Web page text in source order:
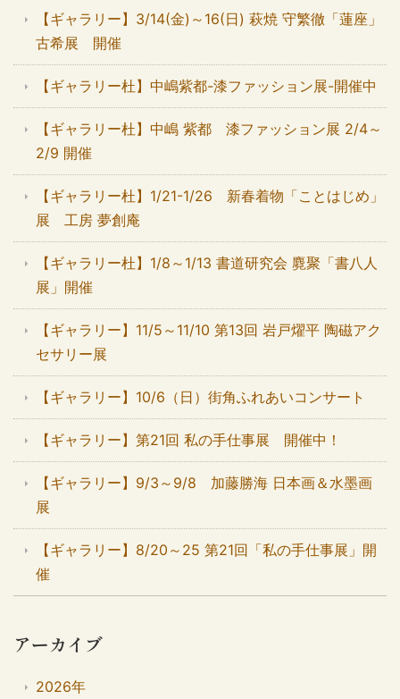
【ギャラリー】3/14(金)～16(日) 萩焼 守繁徹「蓮座」
古希展 開催
【ギャラリー杜】中嶋紫都-漆ファッション展-開催中
【ギャラリー杜】中嶋 紫都 漆ファッション展 2/4～
2/9 開催
【ギャラリー杜】1/21-1/26 新春着物「ことはじめ」
展 工房 夢創庵
【ギャラリー杜】1/8～1/13 書道研究会 麑聚「書八人
展」開催
【ギャラリー】11/5～11/10 第13回 岩戸燿平 陶磁アク
セサリー展
【ギャラリー】10/6（日）街角ふれあいコンサート
【ギャラリー】第21回 私の手仕事展 開催中！
【ギャラリー】9/3～9/8 加藤勝海 日本画＆水墨画
展
【ギャラリー】8/20～25 第21回「私の手仕事展」開
催
アーカイブ
2026年